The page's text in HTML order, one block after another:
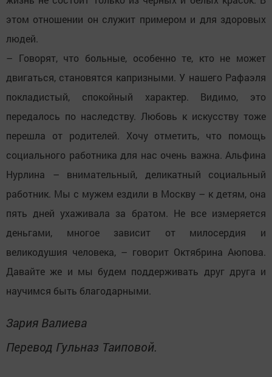
этом отношении он служит примером и для здоровых
людей.
– Говорят, что больные, особенно те, кто не может
двигаться, становятся капризными. У нашего Рафаэля
покладистый, спокойный характер. Видимо, это
передалось по наследству. Любовь к искусству тоже
перешла от родителей. Хочу отметить, что помощь
социального работника для нас очень важна. Альфина
Нурлина – внимательный, деликатный социальный
работник. Мы с мужем ездили в Москву – к детям, она
пять дней ухаживала за братом. Не все измеряется
деньгами, многое зависит от милосердия и
великодушия человека, – говорит Октябрина Аюпова.
Давайте же и мы будем поддерживать друг друга и
научимся быть благодарными.
Зария Валиева
Перевод Гульназ Таиповой.